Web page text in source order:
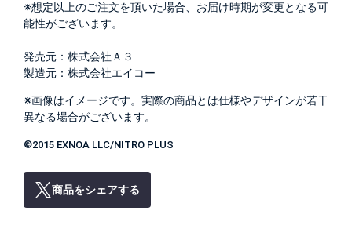
※想定以上のご注文を頂いた場合、お届け時期が変更となる可
能性がございます。
発売元：株式会社Ａ３
製造元：株式会社エイコー
※画像はイメージです。実際の商品とは仕様やデザインが若干
異なる場合がございます。
©2015 EXNOA LLC/NITRO PLUS
商品をシェアする